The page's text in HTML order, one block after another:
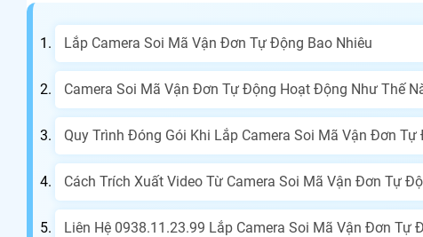
Lắp Camera Soi Mã Vận Đơn Tự Động Bao Nhiêu
Camera Soi Mã Vận Đơn Tự Động Hoạt Động Như Thế
Quy Trình Đóng Gói Khi Lắp Camera Soi Mã Vận Đơn Tự
Cách Trích Xuất Video Từ Camera Soi Mã Vận Đơn Tự
Liên Hệ 0938.11.23.99 Lắp Camera Soi Mã Vận Đơn Tự